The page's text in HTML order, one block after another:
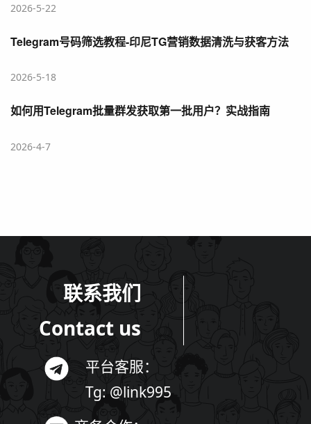
2026-5-22
Telegram号码筛选教程-印尼TG营销数据清洗与获客方法
2026-5-18
如何用Telegram批量群发获取第一批用户？实战指南
2026-4-7
联系我们
Contact us
平台客服：
Tg: @link995